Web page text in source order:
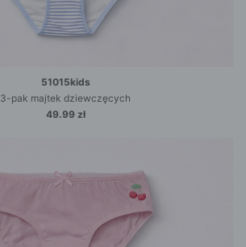
51015kids
3-pak majtek dziewczęcych
49.99 zł